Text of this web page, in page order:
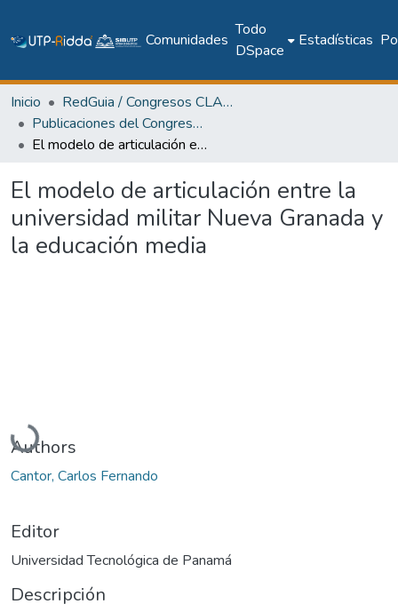
Comunidades
Todo
DSpace
Estadísticas
Inicio
RedGuia / Congresos CLABES
Publicaciones del Congreso Internacional CLABES
El modelo de articulación entre la universidad militar Nueva Granada y la educación media
El modelo de articulación entre la
universidad militar Nueva Granada y
la educación media
Cargando...
Authors
Cantor, Carlos Fernando
Editor
Universidad Tecnológica de Panamá
Descripción